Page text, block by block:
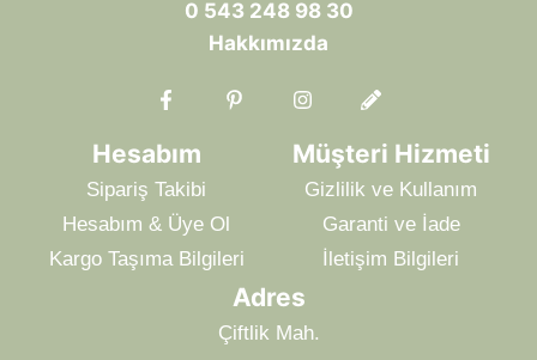
0 543 248 98 30
Hakkımızda
Hesabım
Sipariş Takibi
Hesabım & Üye Ol
Kargo Taşıma Bilgileri
Müşteri Hizmeti
Gizlilik ve Kullanım
Garanti ve İade
İletişim Bilgileri
Adres
Çiftlik Mah.